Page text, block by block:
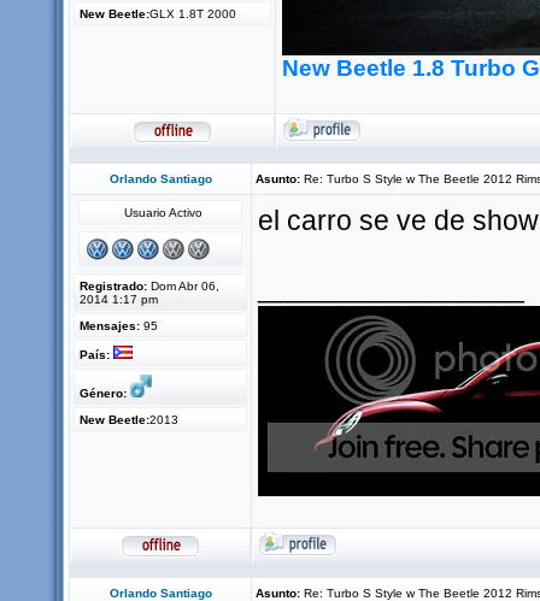
New Beetle:GLX 1.8T 2000
New Beetle 1.8 Turbo
Orlando Santiago Asunto: Re: Turbo S Style w The Beetle 2012
Usuario Activo
Registrado: Dom Abr 06,
2014 1:17 pm
Mensajes: 95
País:
Género:
New Beetle:2013
el carro se ve de
Orlando Santiago Asunto: Re: Turbo S Style w The Beetle 2012